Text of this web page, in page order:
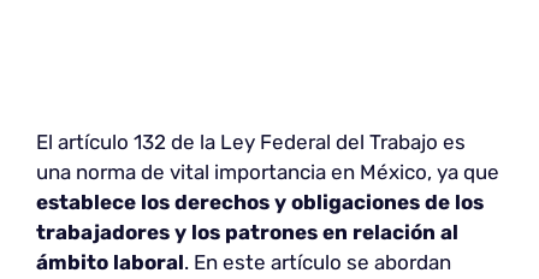
El artículo 132 de la Ley Federal del Trabajo es
una norma de vital importancia en México, ya que
establece los derechos y obligaciones de los
trabajadores y los patrones en relación al
ámbito laboral. En este artículo se abordan